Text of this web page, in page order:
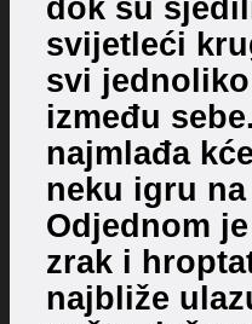
svijetleći
svi
između
najmlađa
neku igru
Odjednom
zrak i
najbliže